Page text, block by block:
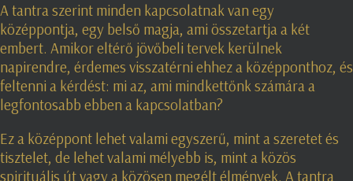
A tantra szerint minden kapcsolatnak van egy
középpontja, egy belső magja, ami összetartja a két
embert. Amikor eltérő jövőbeli tervek kerülnek
napirendre, érdemes visszatérni ehhez a középponthoz, és
feltenni a kérdést: mi az, ami mindkettőnk számára a
legfontosabb ebben a kapcsolatban?
Ez a középpont lehet valami egyszerű, mint a szeretet és
tisztelet, de lehet valami mélyebb is, mint a közös
spirituális út vagy a közösen megélt élmények. A tantra